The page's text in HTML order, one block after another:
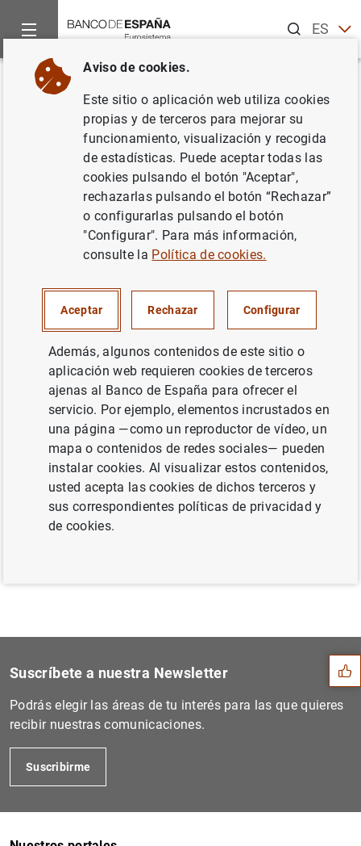
ESEN
Inicio Noticias y eventos
Volver
Estadísticas de los tipos de
interés aplicados por las IFM de
la zona del euro: Octubre de
aplicados por las IFM de la zona del euro:
Octubre de 2013 (191KB)
Anterior
Siguiente
Estado financiero consolida...
Sugerencias
Suscríbete a nuestra Newsletter
Podrás elegir las áreas de tu interés para las que quieres
recibir nuestras comunicaciones.
Suscribirme
Aviso de cookies.
Este sitio o aplicación web utiliza cookies
propias y de terceros para mejorar su
funcionamiento, visualización y recogida
de estadísticas. Puede aceptar todas las
cookies pulsando el botón "Aceptar",
rechazarlas pulsando el botón “Rechazar”
o configurarlas pulsando el botón
"Configurar". Para más información,
consulte la Política de cookies.
Aceptar Rechazar Configurar
Además, algunos contenidos de este sitio o
aplicación web requieren cookies de terceros
ajenas al Banco de España para ofrecer el
servicio. Por ejemplo, elementos incrustados en
una página —como un reproductor de vídeo, un
mapa o contenidos de redes sociales— pueden
instalar cookies. Al visualizar estos contenidos,
usted acepta las cookies de dichos terceros y
sus correspondientes políticas de privacidad y
de cookies.